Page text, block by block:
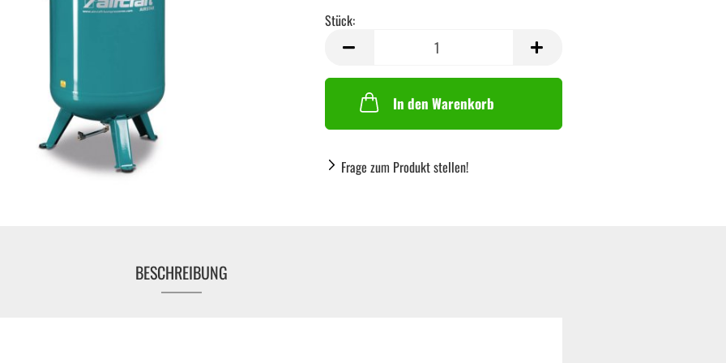
Stück:
Stück
In den Warenkorb
Frage zum Produkt stellen!
BESCHREIBUNG